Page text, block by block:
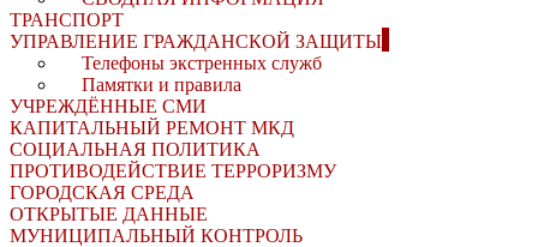
ТРАНСПОРТ
УПРАВЛЕНИЕ ГРАЖДАНСКОЙ ЗАЩИТЫ
Телефоны экстренных служб
Памятки и правила
УЧРЕЖДЁННЫЕ СМИ
КАПИТАЛЬНЫЙ РЕМОНТ МКД
СОЦИАЛЬНАЯ ПОЛИТИКА
ПРОТИВОДЕЙСТВИЕ ТЕРРОРИЗМУ
ГОРОДСКАЯ СРЕДА
ОТКРЫТЫЕ ДАННЫЕ
МУНИЦИПАЛЬНЫЙ КОНТРОЛЬ